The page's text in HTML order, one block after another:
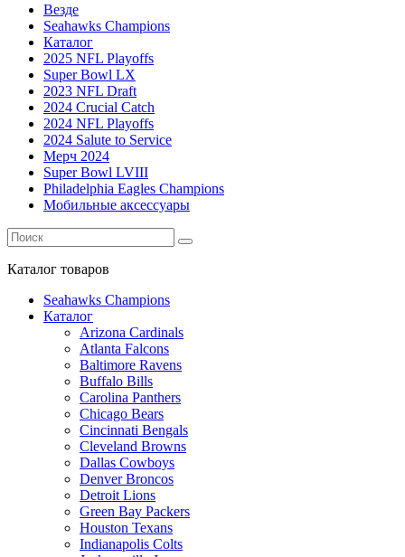
Везде
Seahawks Champions
Каталог
2025 NFL Playoffs
Super Bowl LX
2023 NFL Draft
2024 Crucial Catch
2024 NFL Playoffs
2024 Salute to Service
Мерч 2024
Super Bowl LVIII
Philadelphia Eagles Champions
Мобильные аксессуары
Каталог товаров
Seahawks Champions
Каталог
Arizona Cardinals
Atlanta Falcons
Baltimore Ravens
Buffalo Bills
Carolina Panthers
Chicago Bears
Cincinnati Bengals
Cleveland Browns
Dallas Cowboys
Denver Broncos
Detroit Lions
Green Bay Packers
Houston Texans
Indianapolis Colts